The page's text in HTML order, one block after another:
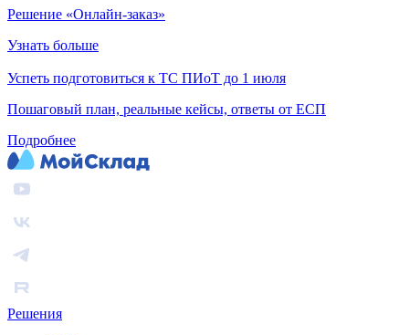
Решение «Онлайн-заказ»
Узнать больше
Успеть подготовиться к ТС ПИоТ до 1 июля
Пошаговый план, реальные кейсы, ответы от ЕСП
Подробнее
Решения